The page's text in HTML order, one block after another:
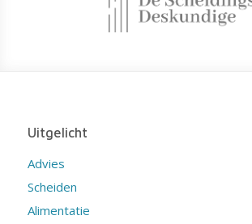
Uitgelicht
Advies
Scheiden
Alimentatie